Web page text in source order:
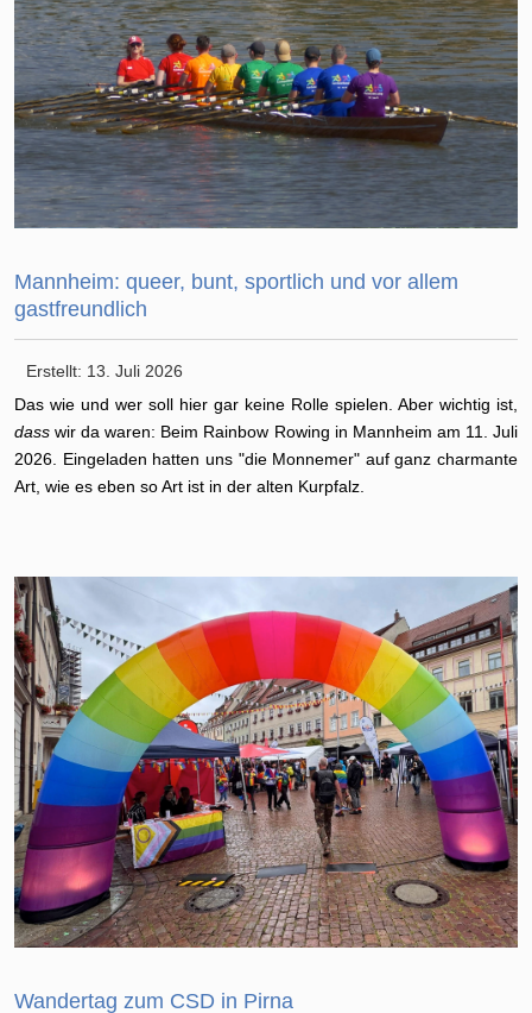
Mannheim: queer, bunt, sportlich und vor allem
gastfreundlich
Erstellt: 13. Juli 2026
Das wie und wer soll hier gar keine Rolle spielen. Aber wichtig ist,
dass wir da waren: Beim Rainbow Rowing in Mannheim am 11. Juli
2026. Eingeladen hatten uns "die Monnemer" auf ganz charmante
Art, wie es eben so Art ist in der alten Kurpfalz.
Wandertag zum CSD in Pirna